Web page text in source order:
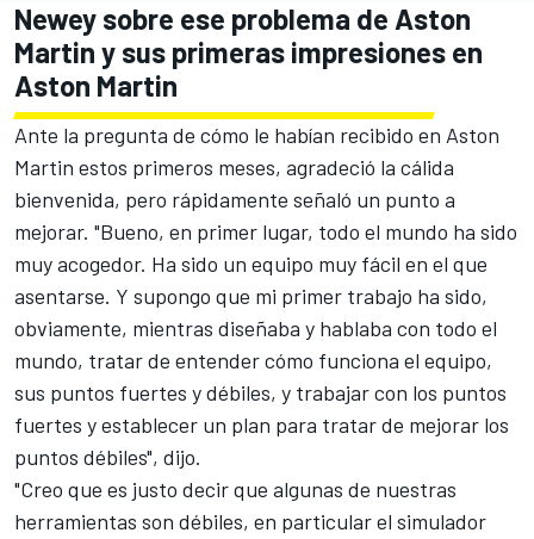
Newey sobre ese problema de Aston
Martin y sus primeras impresiones en
Aston Martin
Ante la pregunta de cómo le habían recibido en Aston
Martin estos primeros meses, agradeció la cálida
bienvenida, pero rápidamente señaló un punto a
mejorar. "Bueno, en primer lugar, todo el mundo ha sido
muy acogedor. Ha sido un equipo muy fácil en el que
asentarse. Y supongo que mi primer trabajo ha sido,
obviamente, mientras diseñaba y hablaba con todo el
mundo, tratar de entender cómo funciona el equipo,
sus puntos fuertes y débiles, y trabajar con los puntos
fuertes y establecer un plan para tratar de mejorar los
puntos débiles", dijo.
"Creo que es justo decir que algunas de nuestras
herramientas son débiles, en particular el simulador